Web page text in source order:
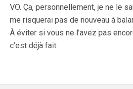
VO. Ça, personnellement, je ne le
me risquerai pas de nouveau à
À éviter si vous ne l’avez pas
c’est déjà fait.